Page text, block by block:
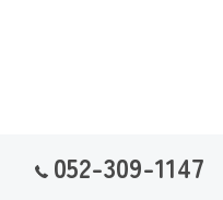
052-309-1147